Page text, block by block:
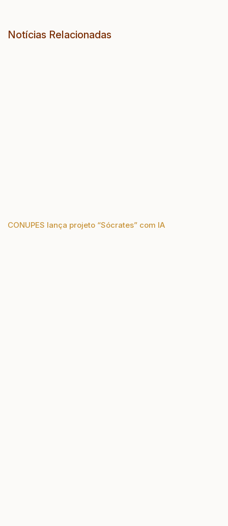
Notícias Relacionadas
CONUPES lança projeto “Sócrates” com IA